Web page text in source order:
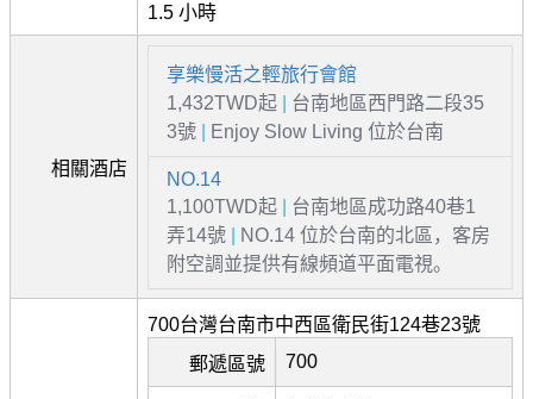
1.5 小時
相關酒店
享樂慢活之輕旅行會館
1,432TWD起
台南地區西門路二段35
3號
Enjoy Slow Living 位於台南
NO.14
1,100TWD起
台南地區成功路40巷1
弄14號
NO.14 位於台南的北區，客房
附空調並提供有線頻道平面電視。
700台灣台南市中西區衛民街124巷23號
郵遞區號
700